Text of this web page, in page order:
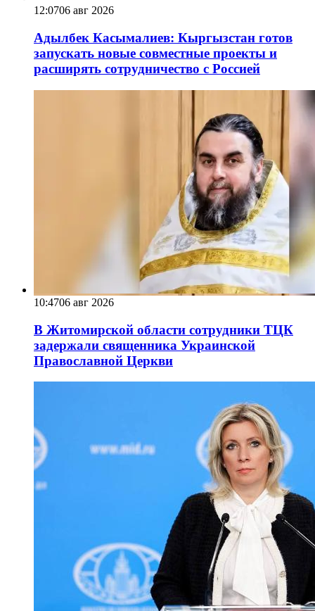
12:0706 авг 2026
Адылбек Касымалиев: Кыргызстан готов
запускать новые совместные проекты и
расширять сотрудничество с Россией
10:4706 авг 2026
В Житомирской области сотрудники ТЦК
задержали священника Украинской
Православной Церкви